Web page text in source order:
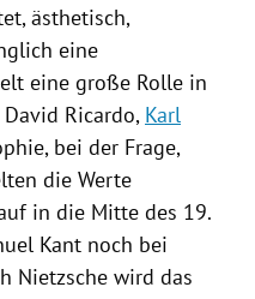
ästhetisch,
eine
eine große Rolle in
David Ricardo, Karl
bei der Frage,
die Werte
in die Mitte des 19.
Kant noch bei
Nietzsche wird das